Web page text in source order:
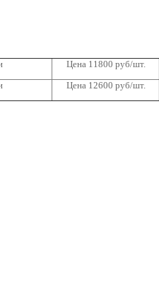
Цена 11800 руб/шт.
Цена 12600 руб/шт.